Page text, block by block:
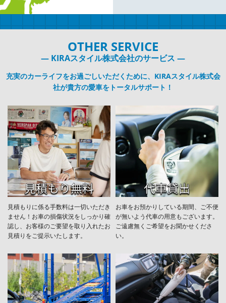
OTHER SERVICE
― KIRAスタイル株式会社のサービス ―
充実のカーライフをお過ごしいただくために、KIRAスタイル株式会
社が貴方の愛車をトータルサポート！
見積もりに係る手数料は一切いただき
ません！お車の損傷状況をしっかり確
認し、お客様のご要望を取り入れたお
見積りをご提示いたします。
お車をお預かりしている期間、ご不便
が無いよう代車の用意もございます。
ご遠慮無くご希望をお聞かせくださ
い。